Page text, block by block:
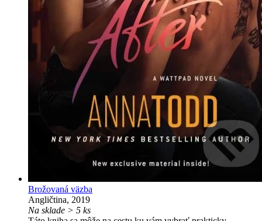
Brožovaná väzba
Angličtina, 2019
Na sklade > 5 ks